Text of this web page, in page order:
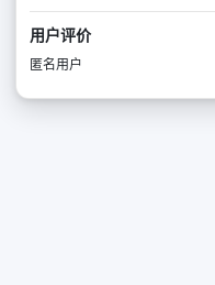
用户评价
匿名用户